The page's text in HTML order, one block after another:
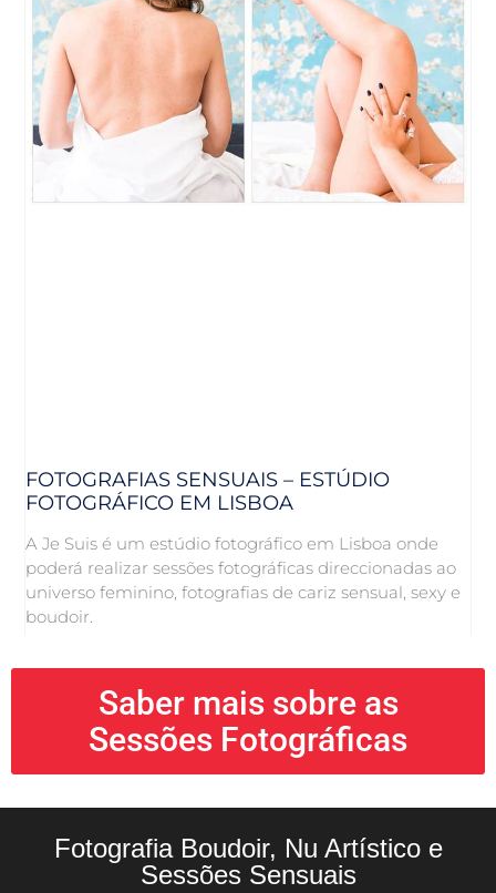
FOTOGRAFIAS SENSUAIS – ESTÚDIO
FOTOGRÁFICO EM LISBOA
A Je Suis é um estúdio fotográfico em Lisboa onde
poderá realizar sessões fotográficas direccionadas ao
universo feminino, fotografias de cariz sensual, sexy e
boudoir.
Saber mais sobre as
Sessões Fotográficas
Fotografia Boudoir, Nu Artístico e
Sessões Sensuais